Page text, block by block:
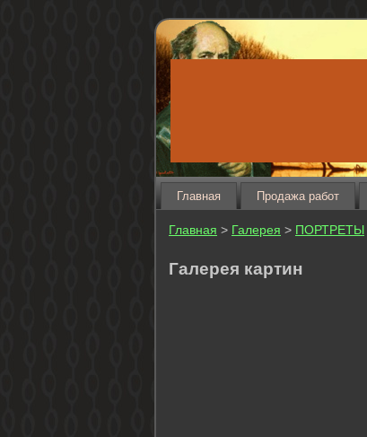
Главная Продажа работ
Главная > Галерея > ПОРТРЕТЫ
Галерея картин